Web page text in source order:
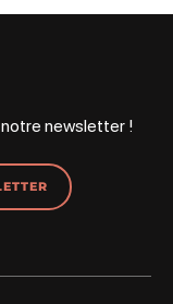
newsletter !